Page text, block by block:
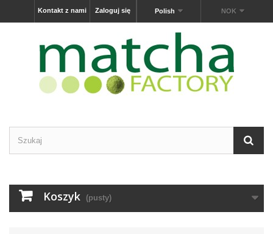
NOK
Polish
Zaloguj się
Kontakt z nami
Koszyk (pusty)